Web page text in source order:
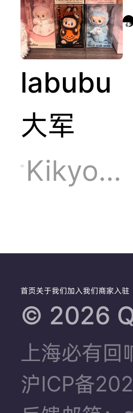
后，盲
选残
盒，一
发入
魂！！！
labubu
大军
Kikyo🍑（录好开箱视频）
首页关于我们加入我们商家入驻
©️ 2026
上海必有
沪ICP备